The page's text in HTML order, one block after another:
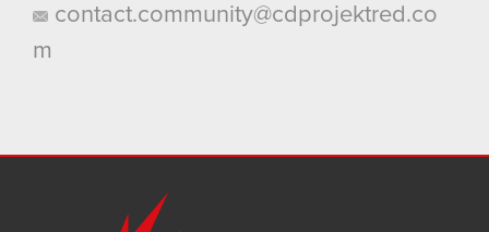
contact.community@cdprojektred.co
m